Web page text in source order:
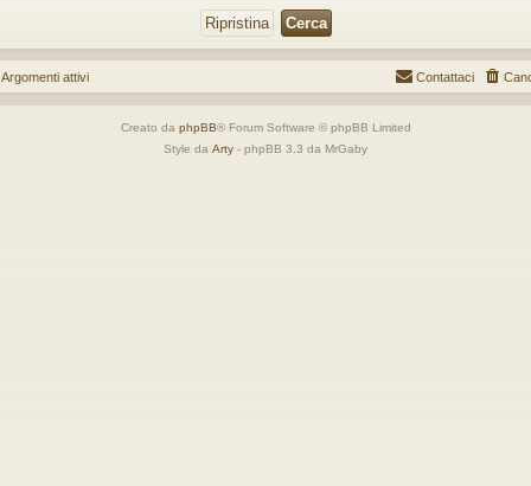
attivi Contattaci
Creato da phpBB® Forum Software © phpBB Limited
Style da Arty - phpBB 3.3 da MrGaby